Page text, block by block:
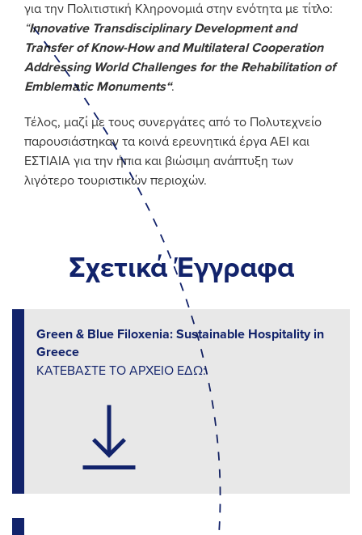
για την Πολιτιστική Κληρονομιά στην ενότητα με τίτλο:
“Innovative Transdisciplinary Development and
Transfer of Know-How and Multilateral Cooperation
Addressing World Challenges for the Rehabilitation of
Emblematic Monuments“.
Τέλος, μαζί με τους συνεργάτες από το Πολυτεχνείο
παρουσιάστηκαν τα κοινά ερευνητικά έργα ΑΕΙ και
ΕΣΤΙΑΙΑ για την ήπια και βιώσιμη ανάπτυξη των
λιγότερο τουριστικών περιοχών.
Σχετικά Έγγραφα
Green & Blue Filoxenia: Sustainable Hospitality in
Greece
ΚΑΤΕΒΑΣΤΕ ΤΟ ΑΡΧΕΙΟ ΕΔΩ: